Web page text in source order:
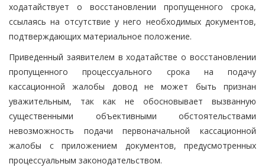
ходатайствует о восстановлении пропущенного срока,
ссылаясь на отсутствие у него необходимых документов,
подтверждающих материальное положение.
Приведенный заявителем в ходатайстве о восстановлении
пропущенного процессуального срока на подачу
кассационной жалобы довод не может быть признан
уважительным, так как не обосновывает вызванную
существенными объективными обстоятельствами
невозможность подачи первоначальной кассационной
жалобы с приложением документов, предусмотренных
процессуальным законодательством.